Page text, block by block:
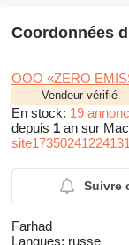
Coordonnées
OOO «ZERO
Vendeur vérifié
En stock: 19
depuis 1 an sur
Suivre
Farhad
Langues: russe